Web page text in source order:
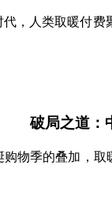
，人类取暖付
破局之道：
购物季的叠加，